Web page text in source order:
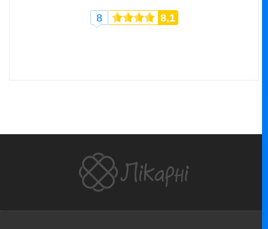
8 8,1